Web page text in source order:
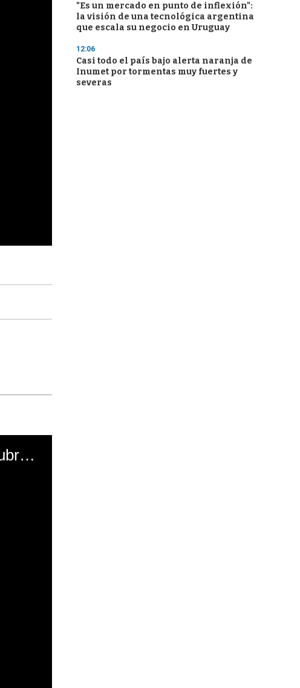
El mal momento de Yanina Gasañol con un hincha argentino en "Subrayado"
"Es un mercado en punto de inflexión":
la visión de una tecnológica argentina
que escala su negocio en Uruguay
12:06
Casi todo el país bajo alerta naranja de
Inumet por tormentas muy fuertes y
severas